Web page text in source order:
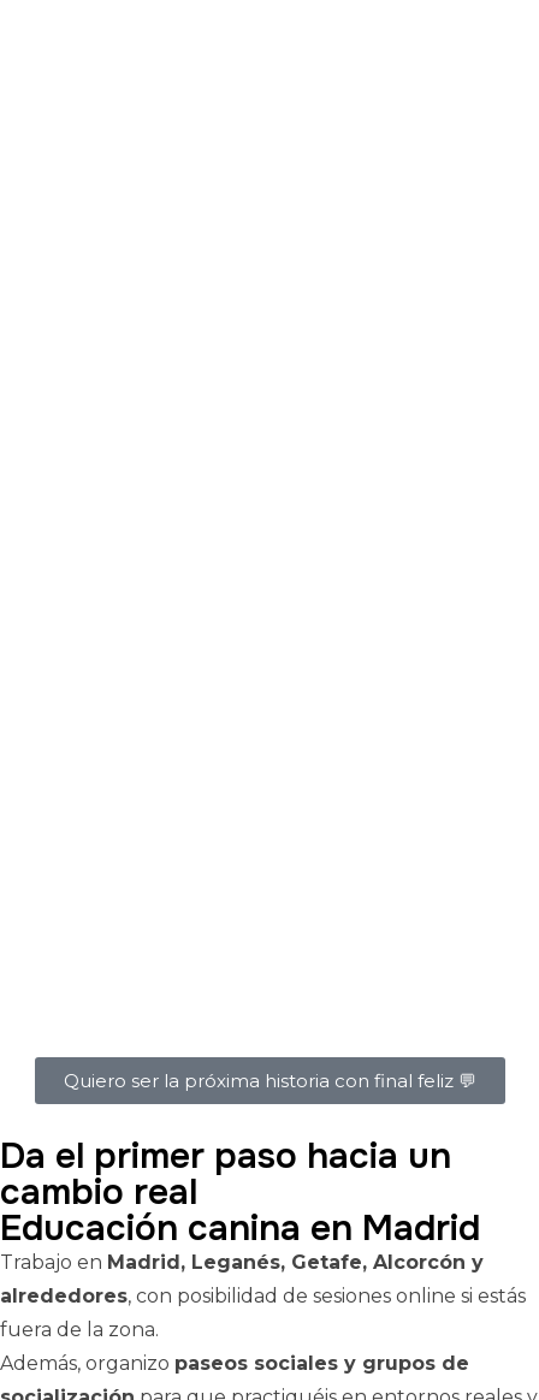
Quiero ser la próxima historia con final feliz 💬
Da el primer paso hacia un
cambio real
Educación canina en Madrid
Trabajo en Madrid, Leganés, Getafe, Alcorcón y
alrededores, con posibilidad de sesiones online si estás
fuera de la zona.
Además, organizo paseos sociales y grupos de